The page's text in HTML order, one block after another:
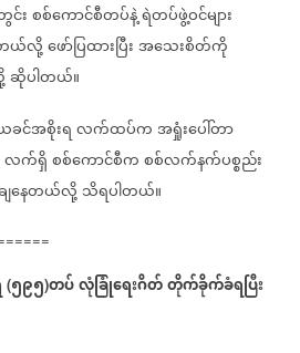
းစစ်ကောင်စီတပ်နဲ့ရဲတပ်ဖွဲ့ဝင်များ
တယ်လို့ဖော်ပြထားပြီးအသေးစိတ်ကို
ဆိုပါတယ်။
ခင်အစိုးရလက်ထပ်ကအရှုံးပေါ်တာ
လက်ရှိစစ်ကောင်စီကစစ်လက်နက်ပစ္စည်း
ျနေတယ်လို့သိရပါတယ်။
(၅၉၅)တပ်လုံခြုံရေးဂိတ်တိုက်ခိုက်ခံရပြီး